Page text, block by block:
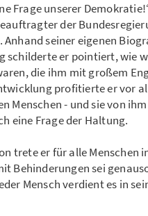
Frage unserer
der
Anhand seiner eigenen
schilderte er pointiert, wie
die ihm mit großem
profitierte er vor
Menschen - und sie von
eine Frage der Haltung.
trete er für alle Menschen
Behinderungen sei
Mensch verdient es in